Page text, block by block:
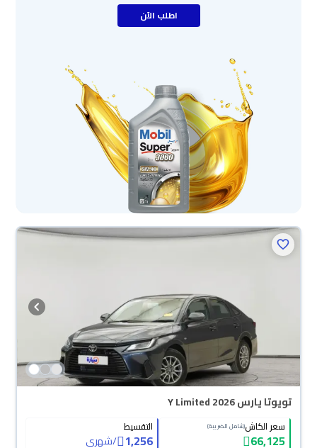
اطلب الآن
تويوتا يارس Y Limited 2026
سعر الكاش(شامل الضريبة)
66,125
التقسيط
1,256
/شهري